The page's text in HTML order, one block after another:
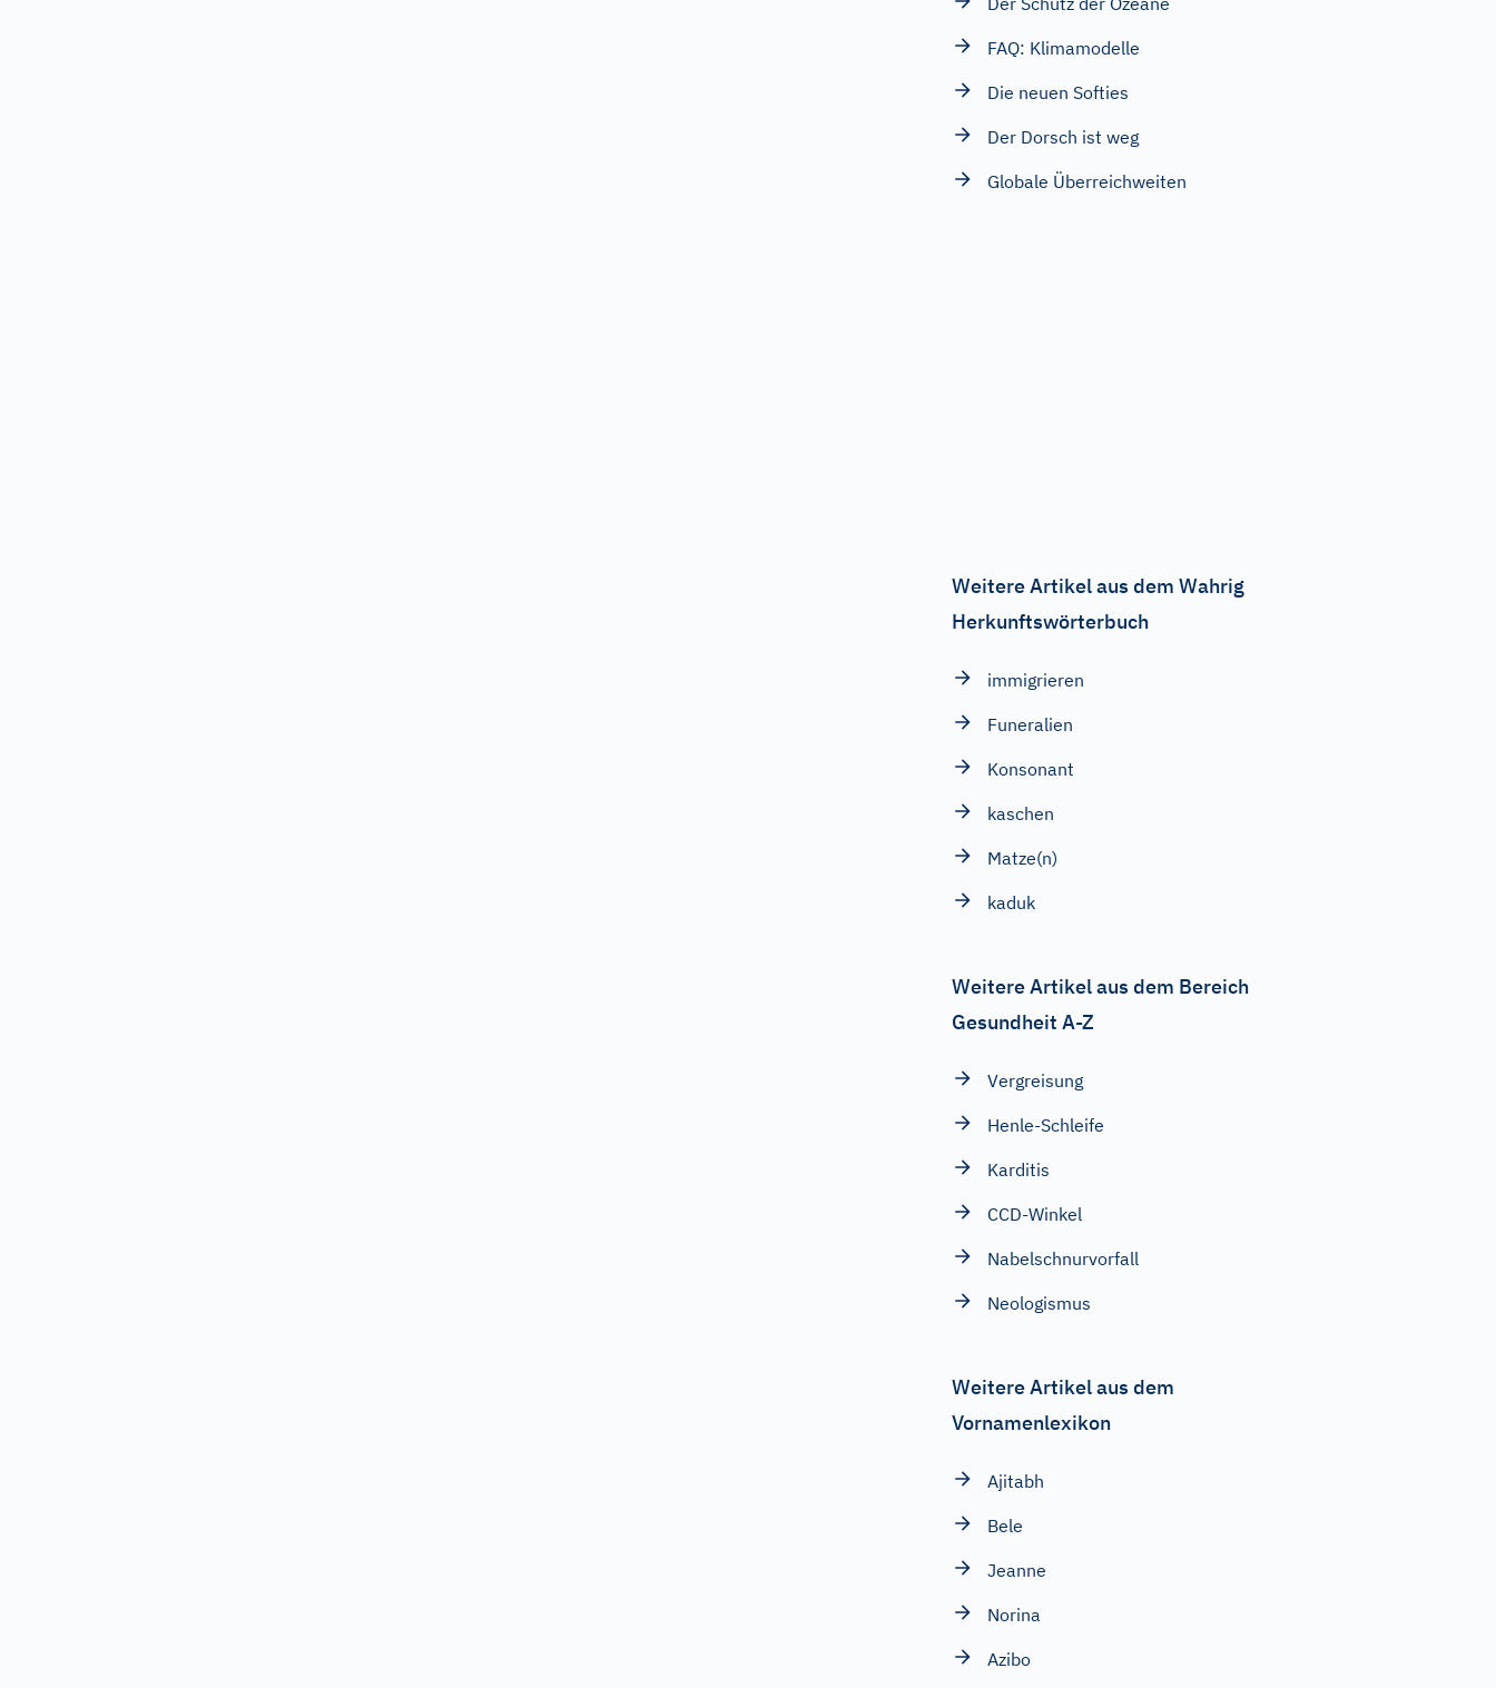
FAQ: Klimamodelle
Die neuen Softies
Der Dorsch ist weg
Globale Überreichweiten
Weitere Artikel aus dem Wahrig
Herkunftswörterbuch
immigrieren
Funeralien
Konsonant
kaschen
Matze(n)
kaduk
Weitere Artikel aus dem Bereich
Gesundheit A-Z
Vergreisung
Henle-Schleife
Karditis
CCD-Winkel
Nabelschnurvorfall
Neologismus
Weitere Artikel aus dem
Vornamenlexikon
Ajitabh
Bele
Jeanne
Norina
Azibo